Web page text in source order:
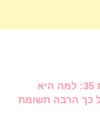
לינדזי פלאס חוגגת 35: למה היא
כך הרבה תשומת